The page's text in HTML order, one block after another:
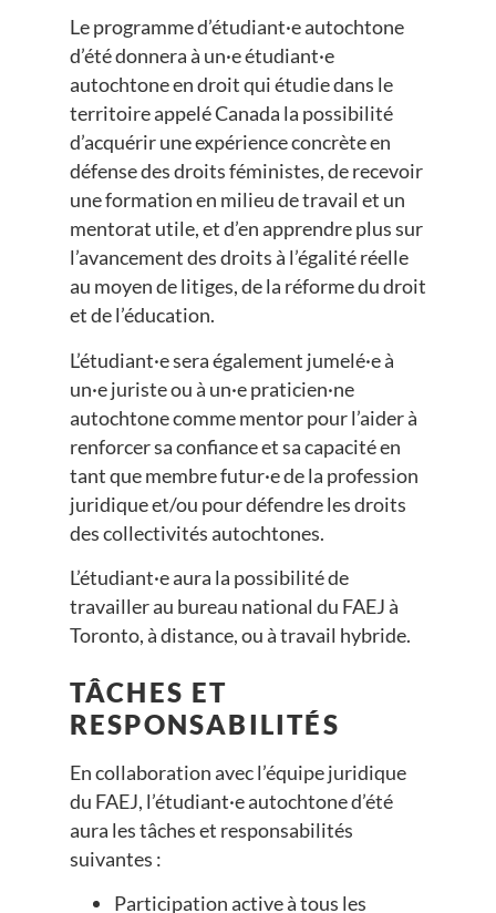
Le programme d’étudiant·e autochtone
d’été donnera à un·e étudiant·e
autochtone en droit qui étudie dans le
territoire appelé Canada la possibilité
d’acquérir une expérience concrète en
défense des droits féministes, de recevoir
une formation en milieu de travail et un
mentorat utile, et d’en apprendre plus sur
l’avancement des droits à l’égalité réelle
au moyen de litiges, de la réforme du droit
et de l’éducation.
L’étudiant·e sera également jumelé·e à
un·e juriste ou à un·e praticien·ne
autochtone comme mentor pour l’aider à
renforcer sa confiance et sa capacité en
tant que membre futur·e de la profession
juridique et/ou pour défendre les droits
des collectivités autochtones.
L’étudiant·e aura la possibilité de
travailler au bureau national du FAEJ à
Toronto, à distance, ou à travail hybride.
TÂCHES ET
RESPONSABILITÉS
En collaboration avec l’équipe juridique
du FAEJ, l’étudiant·e autochtone d’été
aura les tâches et responsabilités
suivantes :
Participation active à tous les